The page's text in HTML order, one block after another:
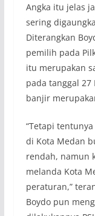
Angka itu jelas
sering
Diterangkan
pemilih pada
itu merupakan
pada tanggal
banjir
“Tetapi
di Kota Medan
rendah, namun
melanda Kota
peraturan,”
Boydo pun